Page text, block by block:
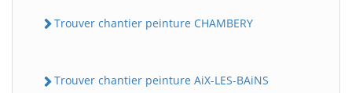
Trouver chantier peinture CHAMBERY
Trouver chantier peinture AiX-LES-BAiNS